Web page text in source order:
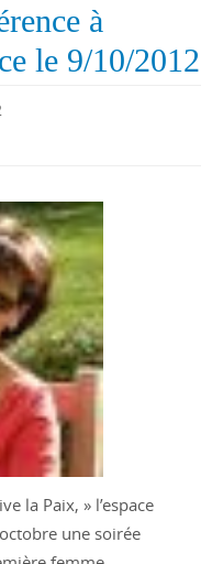
à
le 9/10/2012
la Paix, » l’espace
une soirée